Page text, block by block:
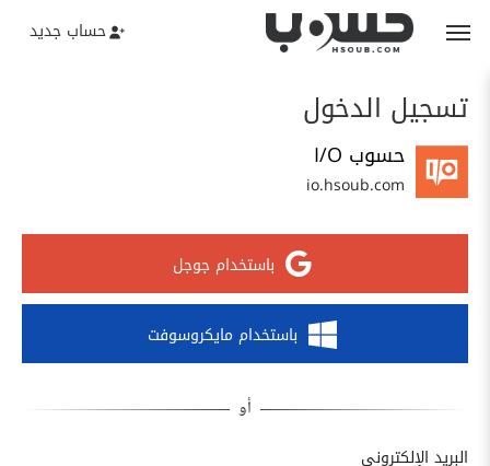
حساب جديد
تسجيل الدخول
حسوب I/O
io.hsoub.com
باستخدام جوجل
باستخدام مايكروسوفت
البريد الإلكتروني